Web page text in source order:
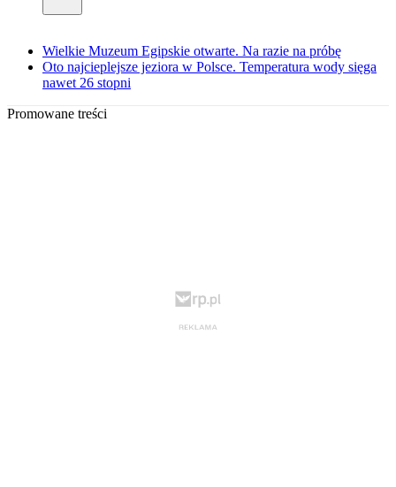
Wielkie Muzeum Egipskie otwarte. Na razie na próbę
Oto najcieplejsze jeziora w Polsce. Temperatura wody sięga
nawet 26 stopni
Promowane treści